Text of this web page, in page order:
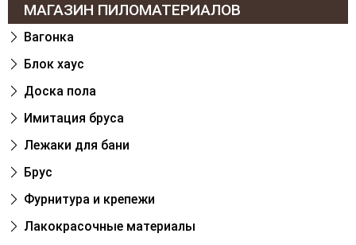
МАГАЗИН ПИЛОМАТЕРИАЛОВ
Вагонка
Блок хаус
Доска пола
Имитация бруса
Лежаки для бани
Брус
Фурнитура и крепежи
Лакокрасочные материалы